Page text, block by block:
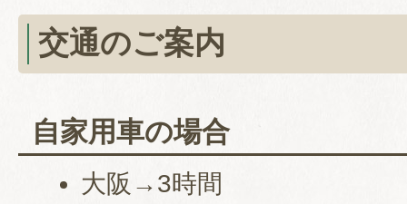
交通のご案内
自家用車の場合
大阪→3時間